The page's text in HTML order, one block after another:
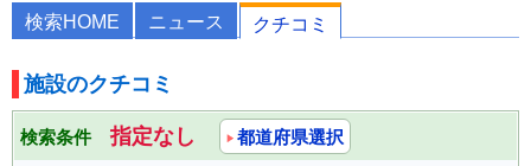
検索HOME ニュース クチコミ
施設のクチコミ
検索条件指定なし 都道府県選択